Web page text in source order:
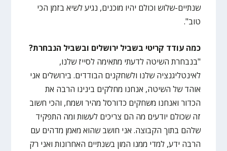
שנתיים-שלוש וכולם יהיו מוכנים, נגיע לשיא בזמן הכי
טוב".
כמה עודד קריטי בשביל ירושלים ובשביל הנבחרת?
"בנבחרת השיטה לדעתי מתאימה לסייז שלנו,
לאינטליגנציה שלנו ולשחקנים הבודדים. בירושלים אני
אוהד של השיטה, אנחנו מחלקים בינינו הרבה את
הכדור ואנחנו משחקים כדורסל מהיר ושמח, והכי חשוב
זה שכולם יודעים מה הם צריכים לעשות ומה התפקיד
שלהם בתוך הקבוצה. אני חושב שהוא מאמן מדהים עם
הרבה ידע, למדי ממנו המון בשנתיים האחרונות ואני רק